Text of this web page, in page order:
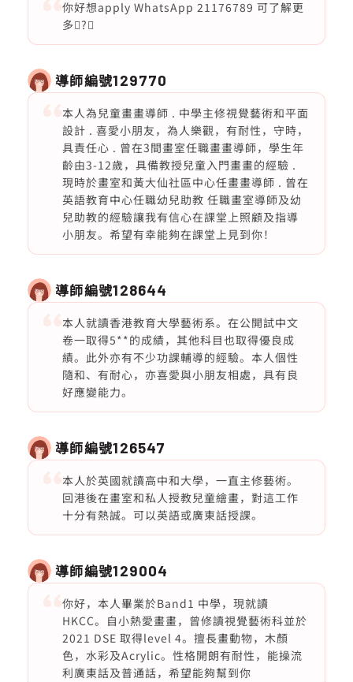
你好想apply WhatsApp 21176789 可了解更
多񧝯?
導師編號129770
本人為兒童畫畫導師 . 中學主修視覺藝術和平面
設計 . 喜愛小朋友，為人樂觀，有耐性，守時，
具責任心 . 曾在3間畫室任職畫畫導師，學生年
齡由3-12歲，具備教授兒童入門畫畫的經驗 .
現時於畫室和黃大仙社區中心任畫畫導師 . 曾在
英語教育中心任職幼兒助教 任職畫室導師及幼
兒助教的經驗讓我有信心在課堂上照顧及指導
小朋友。希望有幸能夠在課堂上見到你！
導師編號128644
本人就讀香港教育大學藝術系。在公開試中文
卷一取得5**的成績，其他科目也取得優良成
績。此外亦有不少功課輔導的經驗。本人個性
隨和、有耐心，亦喜愛與小朋友相處，具有良
好應變能力。
導師編號126547
本人於英國就讀高中和大學，一直主修藝術。
回港後在畫室和私人授教兒童繪畫，對這工作
十分有熱誠。可以英語或廣東話授課。
導師編號129004
你好，本人畢業於Band1 中學，現就讀
HKCC。自小熱愛畫畫，曾修讀視覺藝術科並於
2021 DSE 取得level 4。擅長畫動物，木顏
色，水彩及Acrylic。性格開朗有耐性，能操流
利廣東話及普通話，希望能夠幫到你